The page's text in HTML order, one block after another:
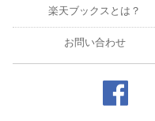
楽天ブックスとは？
お問い合わせ